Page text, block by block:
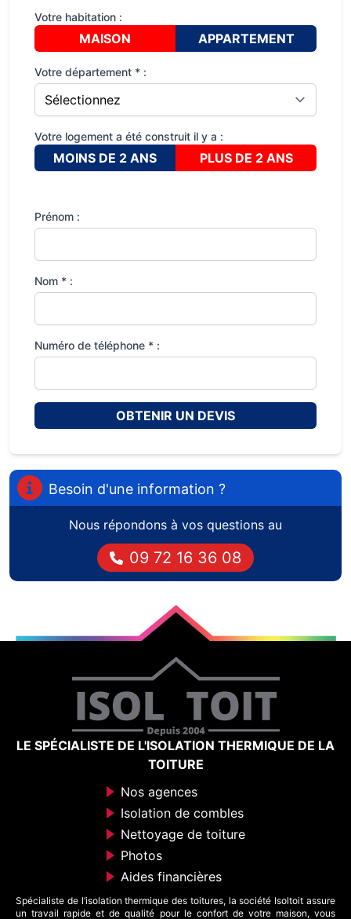
Votre habitation :
MAISON APPARTEMENT
Votre département * :
Votre logement a été construit il y a :
MOINS DE 2 ANS PLUS DE 2 ANS
Prénom :
Nom * :
Numéro de téléphone * :
OBTENIR UN DEVIS
Besoin d'une information ?
Nous répondons à vos questions au
09 72 16 36 08
LE SPÉCIALISTE DE L'ISOLATION THERMIQUE DE LA
TOITURE
Nos agences
Isolation de combles
Nettoyage de toiture
Photos
Aides financières
Spécialiste de l’isolation thermique des toitures, la société Isoltoit assure
un travail rapide et de qualité pour le confort de votre maison, vous